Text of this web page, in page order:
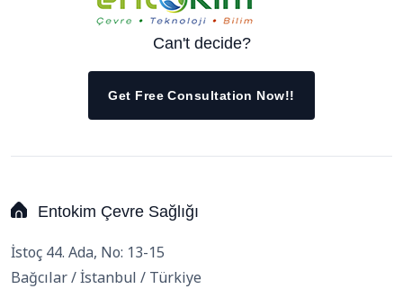
Can't decide?
Get Free Consultation Now!!
Entokim Çevre Sağlığı
İstoç 44. Ada, No: 13-15
Bağcılar / İstanbul / Türkiye